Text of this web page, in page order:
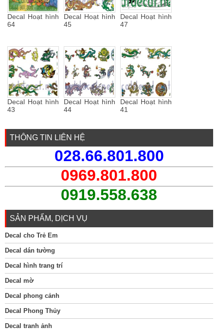
Decal Hoạt hình
64
Decal Hoạt hình
45
Decal Hoạt hình
47
Decal Hoạt hình
43
Decal Hoạt hình
44
Decal Hoạt hình
41
THÔNG TIN LIÊN HỆ
028.66.801.800
0969.801.800
0919.558.638
SẢN PHẨM, DỊCH VỤ
Decal cho Trẻ Em
Decal dán tường
Decal hình trang trí
Decal mờ
Decal phong cảnh
Decal Phong Thủy
Decal tranh ảnh